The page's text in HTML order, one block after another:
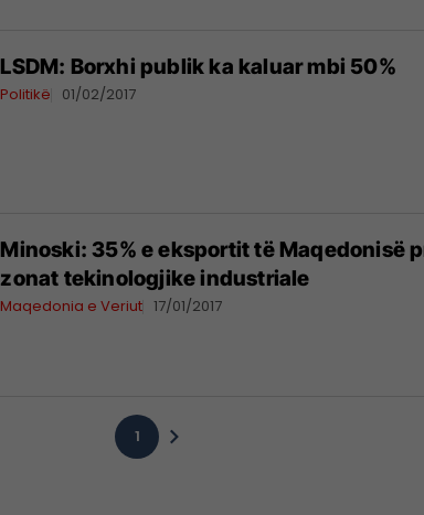
LSDM: Borxhi publik ka kaluar mbi 50%
Politikë 01/02/2017
Minoski: 35% e eksportit të Maqedonisë
zonat tekinologjike industriale
Maqedonia e Veriut 17/01/2017
1